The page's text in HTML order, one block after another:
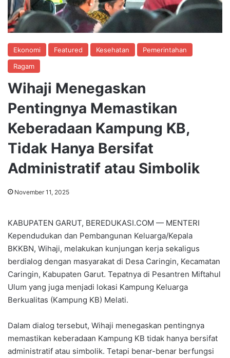
Ekonomi Featured Kesehatan
Pemerintahan
Ragam
Wihaji Menegaskan
Pentingnya Memastikan
Keberadaan Kampung KB,
Tidak Hanya Bersifat
Administratif atau Simbolik
November 11, 2025
KABUPATEN GARUT, BEREDUKASI.COM — MENTERI
Kependudukan dan Pembangunan Keluarga/Kepala
BKKBN, Wihaji, melakukan kunjungan kerja sekaligus
berdialog dengan masyarakat di Desa Caringin, Kecamatan
Caringin, Kabupaten Garut. Tepatnya di Pesantren Miftahul
Ulum yang juga menjadi lokasi Kampung Keluarga
Berkualitas (Kampung KB) Melati.
Dalam dialog tersebut, Wihaji menegaskan pentingnya
memastikan keberadaan Kampung KB tidak hanya bersifat
administratif atau simbolik. Tetapi benar-benar berfungsi